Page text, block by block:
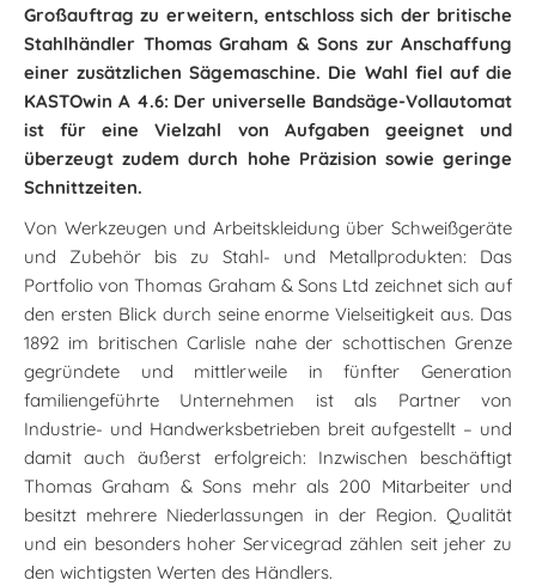
Großauftrag zu erweitern, entschloss sich der britische
Stahlhändler Thomas Graham & Sons zur Anschaffung
einer zusätzlichen Sägemaschine. Die Wahl fiel auf die
KASTOwin A 4.6: Der universelle Bandsäge-Vollautomat
ist für eine Vielzahl von Aufgaben geeignet und
überzeugt zudem durch hohe Präzision sowie geringe
Schnittzeiten.
Von Werkzeugen und Arbeitskleidung über Schweißgeräte
und Zubehör bis zu Stahl- und Metallprodukten: Das
Portfolio von Thomas Graham & Sons Ltd zeichnet sich auf
den ersten Blick durch seine enorme Vielseitigkeit aus. Das
1892 im britischen Carlisle nahe der schottischen Grenze
gegründete und mittlerweile in fünfter Generation
familiengeführte Unternehmen ist als Partner von
Industrie- und Handwerksbetrieben breit aufgestellt – und
damit auch äußerst erfolgreich: Inzwischen beschäftigt
Thomas Graham & Sons mehr als 200 Mitarbeiter und
besitzt mehrere Niederlassungen in der Region. Qualität
und ein besonders hoher Servicegrad zählen seit jeher zu
den wichtigsten Werten des Händlers.